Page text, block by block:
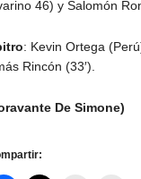
46) y Salomón
: Kevin Ortega
Rincón (33′).
De Simone)